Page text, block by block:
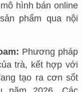
hình bán online
phẩm qua nội
Phương pháp
trà, kết hợp với
tạo ra cơn sốt